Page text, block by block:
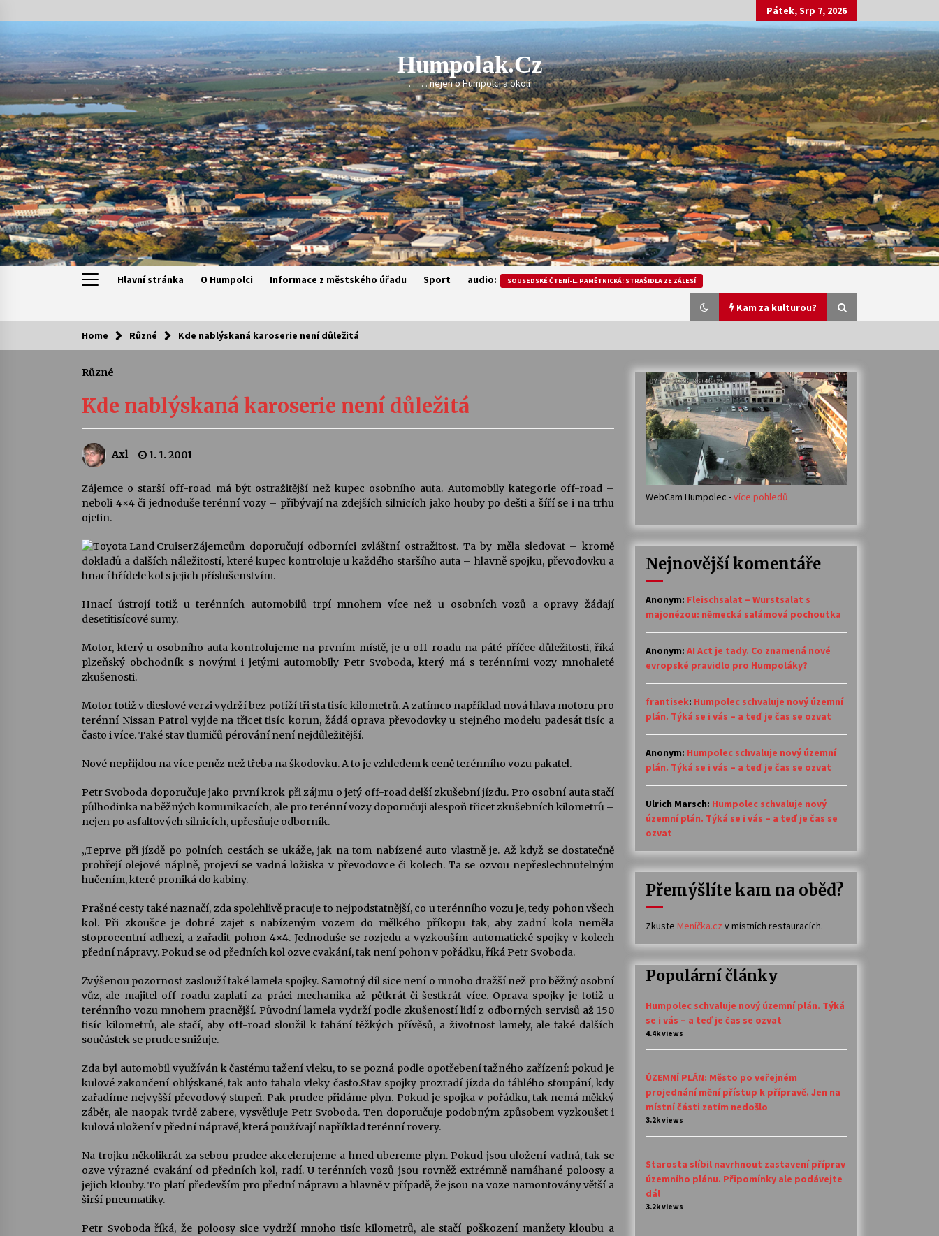
to
Pátek, Srp 7, 2026
Humpolak.cz
. . . . . nejen o Humpolci a okolí
Hlavní stránka O Humpolci Informace z městského úřadu Sport audio: SOUSEDSKÉ ČTENÍ-L. PAMĚTNICKÁ: STRAŠIDLA ZE ZÁLESÍ
Kam za kulturou?
Kam za kulturou?
Camerata a Sukuba Ensemble
4. 8. 2026
Stávám se kapkou
30. 7. 2026
Veselí muzikanti
30. 7. 2026
Pozvánka na integrační festival
Quijotova šedesátka: 28. 7.–1. 8.
28. 7. 2026
Votavžatský ploty
23. 7. 2026
22. 7. 2026
14. 7. 2026
Za kulturou kousek za Humpolec. V
13. 7. 2026 3. 7. 2026
30. 6. 2026
Home Různé Kde nablýskaná karoserie není důležitá
Různé
Kde nablýskaná karoserie není důležitá
Axl 1. 1. 2001
Zájemce o starší off-road má být ostražitější než kupec osobního auta. Automobily kategorie off-road –
neboli 4×4 či jednoduše terénní vozy – přibývají na zdejších silnicích jako houby po dešti a šíří se i na trhu
ojetin.
Zájemcům doporučují odborníci zvláštní ostražitost. Ta by měla sledovat – kromě
dokladů a dalších náležitostí, které kupec kontroluje u každého staršího auta – hlavně spojku, převodovku a
hnací hřídele kol s jejich příslušenstvím.
Hnací ústrojí totiž u terénních automobilů trpí mnohem více než u osobních vozů a opravy žádají
desetitisícové sumy.
Motor, který u osobního auta kontrolujeme na prvním místě, je u off-roadu na páté příčce důležitosti, říká
plzeňský obchodník s novými i jetými automobily Petr Svoboda, který má s terénními vozy mnohaleté
zkušenosti.
Motor totiž v dieslové verzi vydrží bez potíží tři sta tisíc kilometrů. A zatímco například nová hlava motoru pro
terénní Nissan Patrol vyjde na třicet tisíc korun, žádá oprava převodovky u stejného modelu padesát tisíc a
často i více. Také stav tlumičů pérování není nejdůležitější.
Nové nepřijdou na více peněz než třeba na škodovku. A to je vzhledem k ceně terénního vozu pakatel.
Petr Svoboda doporučuje jako první krok při zájmu o jetý off-road delší zkušební jízdu. Pro osobní auta stačí
půlhodinka na běžných komunikacích, ale pro terénní vozy doporučuji alespoň třicet zkušebních kilometrů –
nejen po asfaltových silnicích, upřesňuje odborník.
„Teprve při jízdě po polních cestách se ukáže, jak na tom nabízené auto vlastně je. Až když se dostatečně
prohřejí olejové náplně, projeví se vadná ložiska v převodovce či kolech. Ta se ozvou nepřeslechnutelným
hučením, které proniká do kabiny.
Prašné cesty také naznačí, zda spolehlivě pracuje to nejpodstatnější, co u terénního vozu je, tedy pohon všech
kol. Při zkoušce je dobré zajet s nabízeným vozem do mělkého příkopu tak, aby zadní kola neměla
stoprocentní adhezi, a zařadit pohon 4×4. Jednoduše se rozjedu a vyzkouším automatické spojky v kolech
přední nápravy. Pokud se od předních kol ozve cvakání, tak není pohon v pořádku, říká Petr Svoboda.
Zvýšenou pozornost zaslouží také lamela spojky. Samotný díl sice není o mnoho dražší než pro běžný osobní
vůz, ale majitel off-roadu zaplatí za práci mechanika až pětkrát či šestkrát více. Oprava spojky je totiž u
terénního vozu mnohem pracnější. Původní lamela vydrží podle zkušeností lidí z odborných servisů až 150
tisíc kilometrů, ale stačí, aby off-road sloužil k tahání těžkých přívěsů, a životnost lamely, ale také dalších
součástek se prudce snižuje.
Zda byl automobil využíván k častému tažení vleku, to se pozná podle opotřebení tažného zařízení: pokud je
kulové zakončení oblýskané, tak auto tahalo vleky často.Stav spojky prozradí jízda do táhlého stoupání, kdy
zařadíme nejvyšší převodový stupeň. Pak prudce přidáme plyn. Pokud je spojka v pořádku, tak nemá měkký
záběr, ale naopak tvrdě zabere, vysvětluje Petr Svoboda. Ten doporučuje podobným způsobem vyzkoušet i
kulová uložení v přední nápravě, která používají například terénní rovery.
Na trojku několikrát za sebou prudce akcelerujeme a hned ubereme plyn. Pokud jsou uložení vadná, tak se
ozve výrazné cvakání od předních kol, radí. U terénních vozů jsou rovněž extrémně namáhané poloosy a
jejich klouby. To platí především pro přední nápravu a hlavně v případě, že jsou na voze namontovány větší a
širší pneumatiky.
Petr Svoboda říká, že poloosy sice vydrží mnoho tisíc kilometrů, ale stačí poškození manžety kloubu a
WebCam Humpolec -více pohledů
Nejnovější komentáře
Anonym: Fleischsalat – Wurstsalat s
majonézou: německá salámová pochoutka
Anonym: AI Act je tady. Co znamená nové
evropské pravidlo pro Humpoláky?
frantisek: Humpolec schvaluje nový územní
plán. Týká se i vás – a teď je čas se ozvat
Anonym: Humpolec schvaluje nový územní
plán. Týká se i vás – a teď je čas se ozvat
Ulrich Marsch: Humpolec schvaluje nový
územní plán. Týká se i vás – a teď je čas se
ozvat
Přemýšlíte kam na oběd?
Zkuste Meníčka.cz v místních restauracích.
Populární články
Humpolec schvaluje nový územní plán. Týká
se i vás – a teď je čas se ozvat
4.4k views
ÚZEMNÍ PLÁN: Město po veřejném
projednání mění přístup k přípravě. Jen na
místní části zatím nedošlo
3.2k views
Starosta slíbil navrhnout zastavení příprav
územního plánu. Připomínky ale podávejte
dál
3.2k views